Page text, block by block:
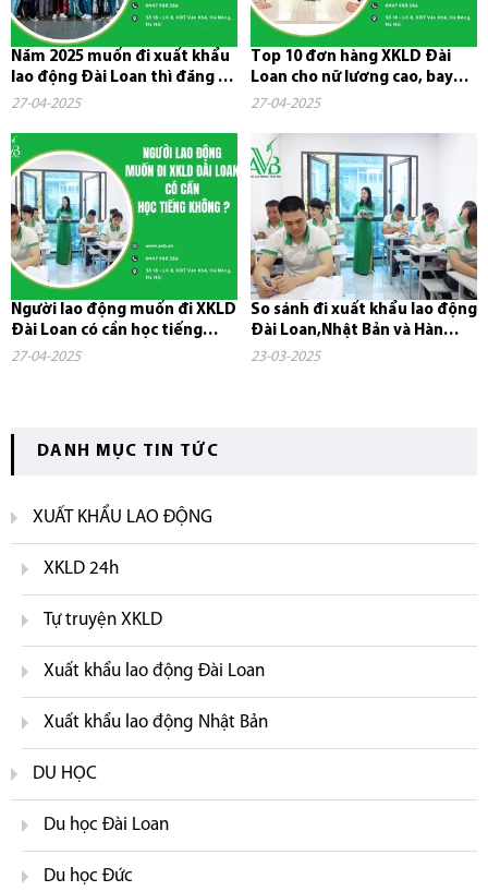
Năm 2025 muốn đi xuất khẩu
lao động Đài Loan thì đăng ký
ở đâu?
27-04-2025
Top 10 đơn hàng XKLD Đài
Loan cho nữ lương cao, bay
nhanh năm 2025
27-04-2025
Người lao động muốn đi XKLD
Đài Loan có cần học tiếng
không?
27-04-2025
So sánh đi xuất khẩu lao động
Đài Loan,Nhật Bản và Hàn
Quốc
23-03-2025
DANH MỤC TIN TỨC
XUẤT KHẨU LAO ĐỘNG
XKLD 24h
Tự truyện XKLD
Xuất khẩu lao động Đài Loan
Xuất khẩu lao động Nhật Bản
DU HỌC
Du học Đài Loan
Du học Đức